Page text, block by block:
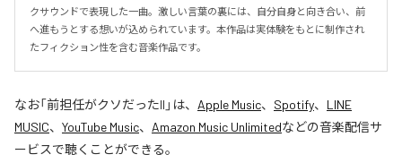
クサウンドで表現した一曲。激しい言葉の裏には、自分自身と向き合い、前
へ進もうとする想いが込められています。本作品は実体験をもとに制作され
たフィクション性を含む音楽作品です。
なお「前担任がクソだったII 」は、 Apple Music、 Spotify、 LINE
MUSIC、 YouTube Music、 Amazon Music Unlimitedなどの音楽配信サ
ービスで聴くことができる。